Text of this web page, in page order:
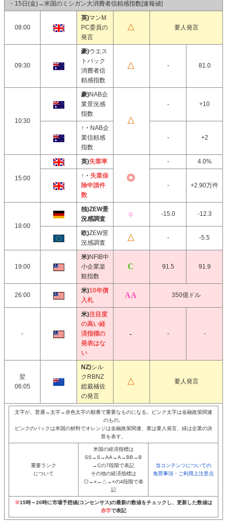
・15日(金)→米国のミシガン大消費者信頼感指数[速報値]
08:00
英)マンM
PC委員の
発言
要人発言
09:30
豪)ウエス
トパック
消費者信
頼感指数
- 81.0
10:30
豪)NAB企
業景況感
指数
- +10
↑・ NAB企
業信頼感
指数
- +2
15:00
英)失業率 -
4.0%
↑・ 失業保
険申請件
数
- +2.90万件
18:00
独)ZEW景
況感調査
-15.0 -12.3
欧)ZEW景
況感調査
- -5.5
19:00
米)NFIB中
小企業楽
観指数
91.5 91.9
26:00
米)10年債
入札
350億ドル
-
米)注目度
の高い経
済指標の
発表はな
い
- -
翌
06:05
NZ)シル
クRBNZ
総裁補佐
の発言
要人発言
文字が、普通→太字→赤色太字の順番で重要なものになる。ピンク太字は金融政策関連
のもの。
ピンクのバックは米国の材料でオレンジは金融政策関連、黄は要人発言、緑は企業の決
算を表す。
重要ランク
について
米国の経済指標は
SS→S→AA→A→BB→B
→Cの7段階で表記
その他の経済指標は
◎→○→△→×の4段階で表
記
当コンテンツについての
免罪事項・ご利用上注意点
※15時～20時に市場予想値(コンセンサス)の最新の数値をチェックし、更新した数値は
赤字で表記